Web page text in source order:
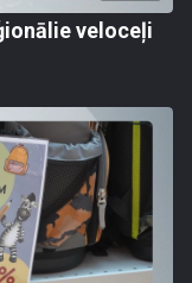
veloceļi